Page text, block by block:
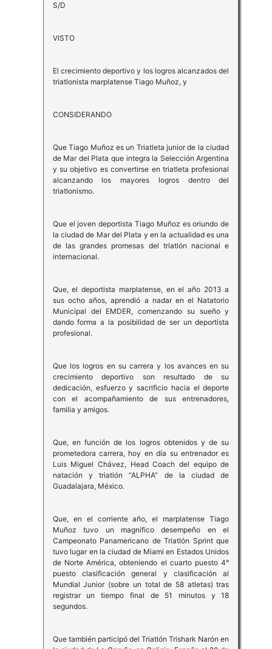
S/D
VISTO
El crecimiento deportivo y los logros alcanzados del
triatlonista marplatense Tiago Muñoz, y
CONSIDERANDO
Que Tiago Muñoz es un Triatleta junior de la ciudad
de Mar del Plata que integra la Selección Argentina
y su objetivo es convertirse en triatleta profesional
alcanzando los mayores logros dentro del
triatlonismo.
Que el joven deportista Tiago Muñoz es oriundo de
la ciudad de Mar del Plata y en la actualidad es una
de las grandes promesas del triatlón nacional e
internacional.
Que, el deportista marplatense, en el año 2013 a
sus ocho años, aprendió a nadar en el Natatorio
Municipal del EMDER, comenzando su sueño y
dando forma a la posibilidad de ser un deportista
profesional.
Que los logros en su carrera y los avances en su
crecimiento deportivo son resultado de su
dedicación, esfuerzo y sacrificio hacia el deporte
con el acompañamiento de sus entrenadores,
familia y amigos.
Que, en función de los logros obtenidos y de su
prometedora carrera, hoy en día su entrenador es
Luis Miguel Chávez, Head Coach del equipo de
natación y triatlón “ALPHA” de la ciudad de
Guadalajara, México.
Que, en el corriente año, el marplatense Tiago
Muñoz tuvo un magnífico desempeño en el
Campeonato Panamericano de Triatlón Sprint que
tuvo lugar en la ciudad de Miami en Estados Unidos
de Norte América, obteniendo el cuarto puesto 4°
puesto clasificación general y clasificación al
Mundial Junior (sobre un total de 58 atletas) tras
registrar un tiempo final de 51 minutos y 18
segundos.
Que también participó del Triatlón Trishark Narón en